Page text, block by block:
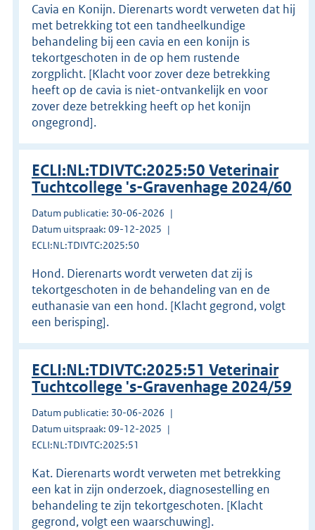
Cavia en Konijn. Dierenarts wordt verweten dat hij
met betrekking tot een tandheelkundige
behandeling bij een cavia en een konijn is
tekortgeschoten in de op hem rustende
zorgplicht. [Klacht voor zover deze betrekking
heeft op de cavia is niet-ontvankelijk en voor
zover deze betrekking heeft op het konijn
ongegrond].
ECLI:NL:TDIVTC:2025:50 Veterinair
Tuchtcollege 's-Gravenhage 2024/60
Datum publicatie: 30-06-2026
Datum uitspraak: 09-12-2025
ECLI:NL:TDIVTC:2025:50
Hond. Dierenarts wordt verweten dat zij is
tekortgeschoten in de behandeling van en de
euthanasie van een hond. [Klacht gegrond, volgt
een berisping].
ECLI:NL:TDIVTC:2025:51 Veterinair
Tuchtcollege 's-Gravenhage 2024/59
Datum publicatie: 30-06-2026
Datum uitspraak: 09-12-2025
ECLI:NL:TDIVTC:2025:51
Kat. Dierenarts wordt verweten met betrekking
een kat in zijn onderzoek, diagnosestelling en
behandeling te zijn tekortgeschoten. [Klacht
gegrond, volgt een waarschuwing].